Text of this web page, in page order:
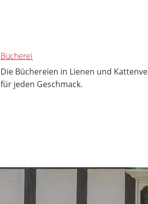
Bücherei
Die Büchereien in Lienen und
für jeden Geschmack.